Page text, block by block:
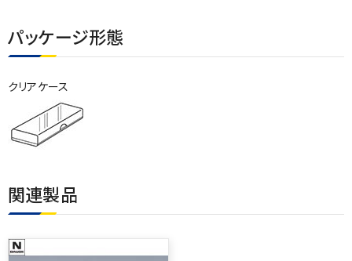
パッケージ形態
クリアケース
関連製品